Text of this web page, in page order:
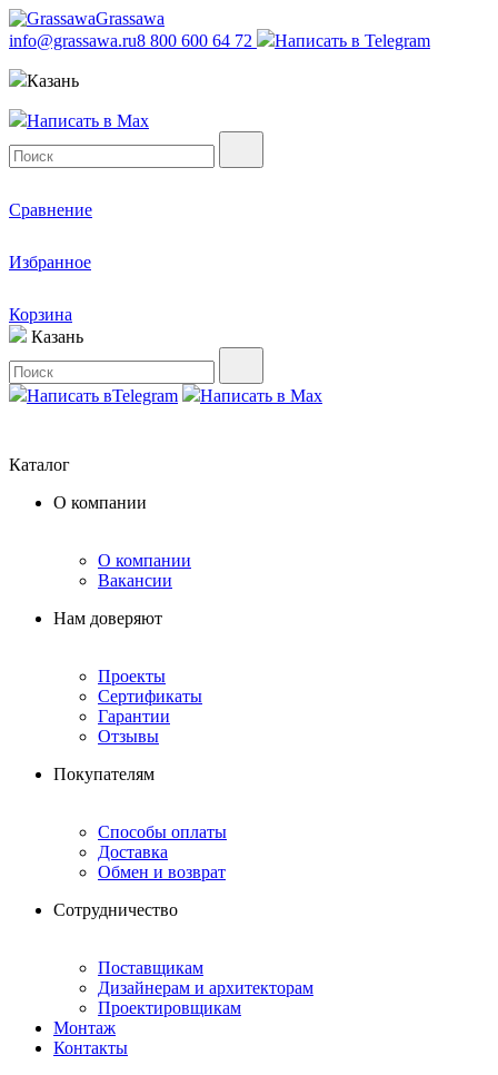
Grassawa
info@grassawa.ru8 800 600 64 72 Написать в Telegram
Казань
Написать в Max
Сравнение
Избранное
Корзина
Казань
Написать вTelegram Написать в Max
Каталог
О компании
О компании
Вакансии
Нам доверяют
Проекты
Сертификаты
Гарантии
Отзывы
Покупателям
Способы оплаты
Доставка
Обмен и возврат
Сотрудничество
Поставщикам
Дизайнерам и архитекторам
Проектировщикам
Монтаж
Контакты